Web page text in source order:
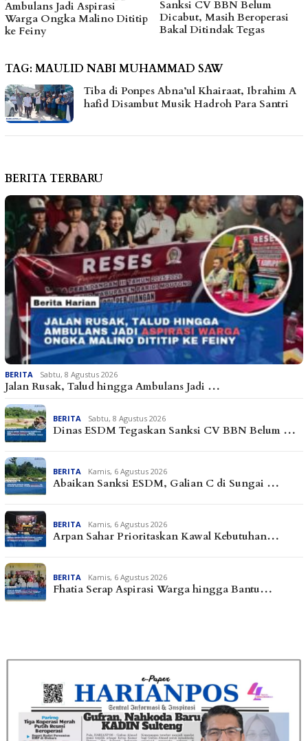
Ambulans Jadi Aspirasi
Warga Ongka Malino Dititip
ke Feiny
Sanksi CV BBN Belum
Dicabut, Masih Beroperasi
Bakal Ditindak Tegas
TAG: MAULID NABI MUHAMMAD SAW
Tiba di Ponpes Abna’ul Khairaat, Ibrahim A
hafid Disambut Musik Hadroh Para Santri
BERITA TERBARU
BERITA Sabtu, 8 Agustus 2026
Jalan Rusak, Talud hingga Ambulans Jadi …
BERITA Sabtu, 8 Agustus 2026
Dinas ESDM Tegaskan Sanksi CV BBN Belum …
BERITA Kamis, 6 Agustus 2026
Abaikan Sanksi ESDM, Galian C di Sungai …
BERITA Kamis, 6 Agustus 2026
Arpan Sahar Prioritaskan Kawal Kebutuhan…
BERITA Kamis, 6 Agustus 2026
Fhatia Serap Aspirasi Warga hingga Bantu…